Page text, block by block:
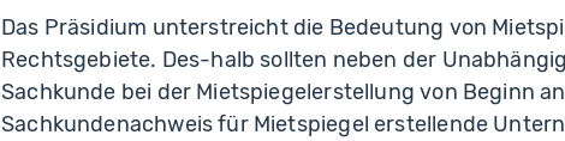
Das Präsidium unterstreicht die Bedeutung von
Rechtsgebiete. Des-halb sollten neben der
Sachkunde bei der Mietspiegelerstellung von Beginn
Sachkundenachweis für Mietspiegel erstellende